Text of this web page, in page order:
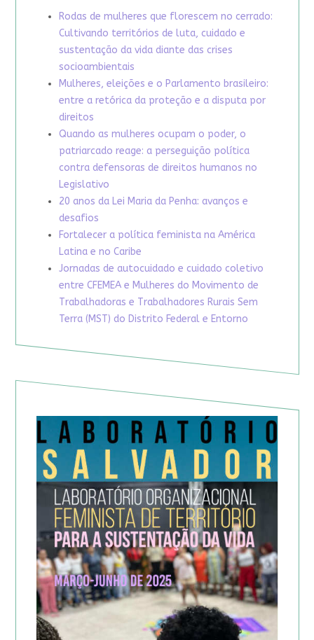
Rodas de mulheres que florescem no cerrado:
Cultivando territórios de luta, cuidado e
sustentação da vida diante das crises
socioambientais
Mulheres, eleições e o Parlamento brasileiro:
entre a retórica da proteção e a disputa por
direitos
Quando as mulheres ocupam o poder, o
patriarcado reage: a perseguição política
contra defensoras de direitos humanos no
Legislativo
20 anos da Lei Maria da Penha: avanços e
desafios
Fortalecer a política feminista na América
Latina e no Caribe
Jornadas de autocuidado e cuidado coletivo
entre CFEMEA e Mulheres do Movimento de
Trabalhadoras e Trabalhadores Rurais Sem
Terra (MST) do Distrito Federal e Entorno